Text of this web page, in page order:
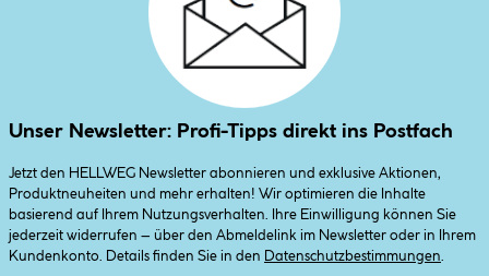
Unser Newsletter: Profi-Tipps direkt ins Postfach
Jetzt den HELLWEG Newsletter abonnieren und exklusive Aktionen,
Produktneuheiten und mehr erhalten! Wir optimieren die Inhalte
basierend auf Ihrem Nutzungsverhalten. Ihre Einwilligung können Sie
jederzeit widerrufen – über den Abmeldelink im Newsletter oder in Ihrem
Kundenkonto. Details finden Sie in den
Datenschutzbestimmungen